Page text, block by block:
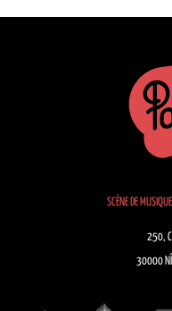
SCÈNE DE
250,
30000